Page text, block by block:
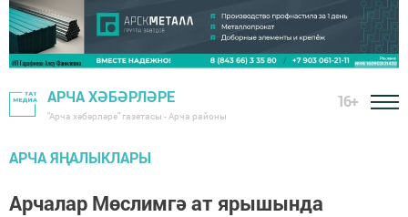
АРЧА ХӘБӘРЛӘРЕ
"Арча хәбәрләре" газетасы - Арча районы
16+
АРЧА ЯҢАЛЫКЛАРЫ
Арчалар Мөслимгә ат ярышында